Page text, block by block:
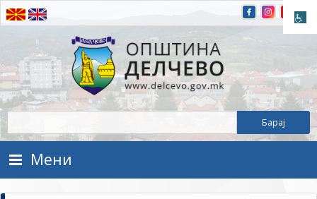
Прескокнете на содржината
Општина Делчево
Општина Делчево
Мени